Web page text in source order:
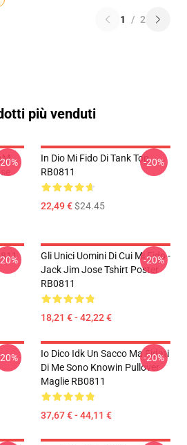
1 / 2
più venduti
In Dio Mi Fido Di Tank Top
RB0811
22,49 €$24.45
-20%
Gli Unici Uomini Di Cui Mi Fido -
Jack Jim Jose Tshirt Poster
RB0811
18,21 € - 42,22 €
-20%
Io Dico Idk Un Sacco Ma Fidati
Di Me Sono Knowin Pullover
Maglie RB0811
37,67 € - 44,11 €
-20%